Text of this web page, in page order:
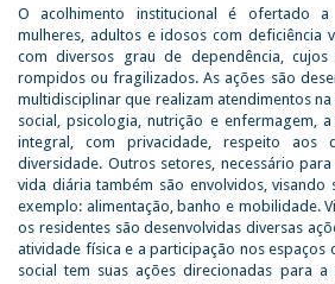
O acolhimento institucional é ofertado
mulheres, adultos e idosos com deficiência
com diversos grau de dependência, cujos
rompidos ou fragilizados. As ações são
multidisciplinar que realizam atendimentos na
social, psicologia, nutrição e enfermagem,
integral, com privacidade, respeito aos
diversidade. Outros setores, necessário
vida diária também são envolvidos, visando
exemplo: alimentação, banho e mobilidade.
os residentes são desenvolvidas diversas
atividade física e a participação nos espaços
social tem suas ações direcionadas para